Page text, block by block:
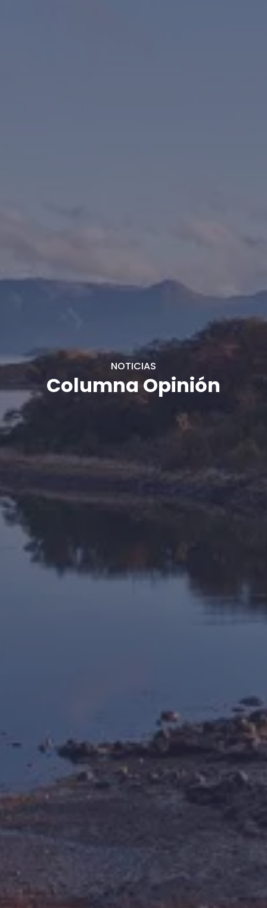
NOTICIAS
Columna Opinión